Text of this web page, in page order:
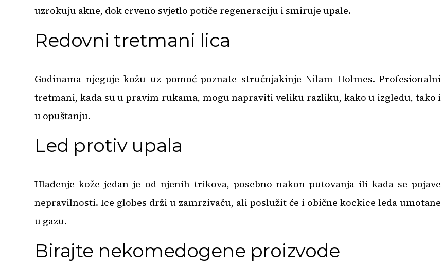
uzrokuju akne, dok crveno svjetlo potiče regeneraciju i smiruje upale.
Redovni tretmani lica
Godinama njeguje kožu uz pomoć poznate stručnjakinje Nilam Holmes. Profesionalni
tretmani, kada su u pravim rukama, mogu napraviti veliku razliku, kako u izgledu, tako i
u opuštanju.
Led protiv upala
Hlađenje kože jedan je od njenih trikova, posebno nakon putovanja ili kada se pojave
nepravilnosti. Ice globes drži u zamrzivaču, ali poslužit će i obične kockice leda umotane
u gazu.
Birajte nekomedogene proizvode